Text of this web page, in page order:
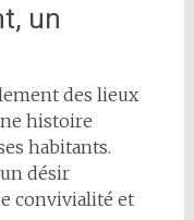
un
des lieux
histoire
habitants.
désir
convivialité et